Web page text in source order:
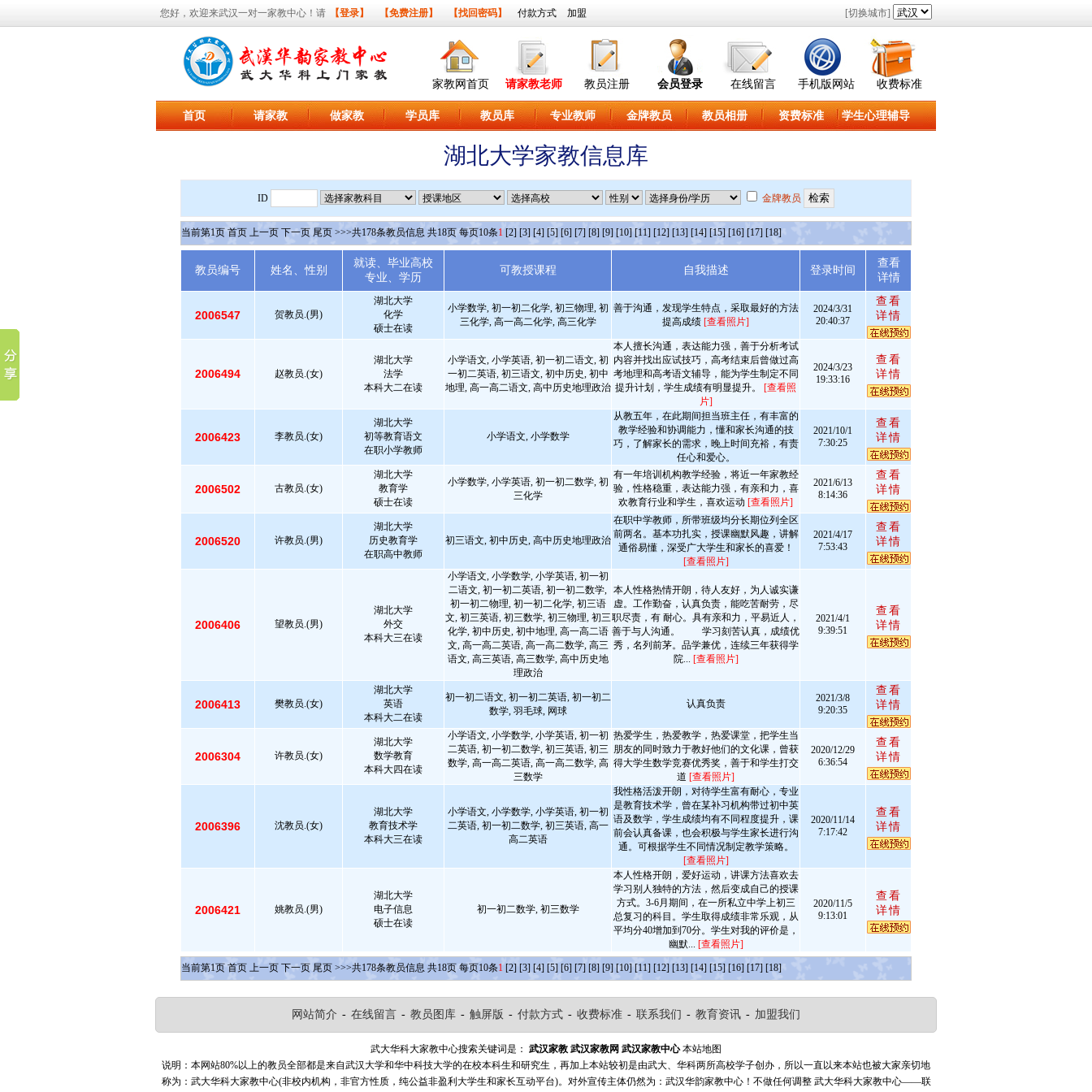
您好，欢迎来武汉一对一家教中心！请 【登录】 【免费注册】 【找回密码】 付款方式 加盟 [切换城市]
家教网首页 请家教老师 教员注册 会员登录 在线留言 手机版网站 收费标准
首页 请家教 做家教 学员库 教员库 专业教师 金牌教员 教员相册 资费标准 学生心理辅导
湖北大学家教信息库
ID 金牌教员
当前第1页 首页 上一页 下一页 尾页 >>>共178条教员信息 共18页 每页10条1 [2] [3] [4] [5] [6] [7] [8] [9] [10] [11] [12] [13] [14] [15] [16] [17] [18]
教员编号 姓名、性别
就读、毕业高校
专业、学历
可教授课程 自我描述 登录时间
查看
详情
2006547 贺教员.(男)
湖北大学
化学
硕士在读
小学数学, 初一初二化学, 初三物理, 初
三化学, 高一高二化学, 高三化学
善于沟通，发现学生特点，采取最好的方法
提高成绩 [查看照片]
2024/3/31
20:40:37
查看
详情
2006494 赵教员.(女)
湖北大学
法学
本科大二在读
小学语文, 小学英语, 初一初二语文, 初
一初二英语, 初三语文, 初中历史, 初中
地理, 高一高二语文, 高中历史地理政治
本人擅长沟通，表达能力强，善于分析考试
内容并找出应试技巧，高考结束后曾做过高
考地理和高考语文辅导，能为学生制定不同
提升计划，学生成绩有明显提升。 [查看照
片]
2024/3/23
19:33:16
查看
详情
2006423 李教员.(女)
湖北大学
初等教育语文
在职小学教师
小学语文, 小学数学
从教五年，在此期间担当班主任，有丰富的
教学经验和协调能力，懂和家长沟通的技
巧，了解家长的需求，晚上时间充裕，有责
任心和爱心。
2021/10/1
7:30:25
查看
详情
2006502 古教员.(女)
湖北大学
教育学
硕士在读
小学数学, 小学英语, 初一初二数学, 初
三化学
有一年培训机构教学经验，将近一年家教经
验，性格稳重，表达能力强，有亲和力，喜
欢教育行业和学生，喜欢运动 [查看照片]
2021/6/13
8:14:36
查看
详情
2006520 许教员.(男)
湖北大学
历史教育学
在职高中教师
初三语文, 初中历史, 高中历史地理政治
在职中学教师，所带班级均分长期位列全区
前两名。基本功扎实，授课幽默风趣，讲解
通俗易懂，深受广大学生和家长的喜爱！
[查看照片]
2021/4/17
7:53:43
查看
详情
2006406 望教员.(男)
湖北大学
外交
本科大三在读
小学语文, 小学数学, 小学英语, 初一初
二语文, 初一初二英语, 初一初二数学,
初一初二物理, 初一初二化学, 初三语
文, 初三英语, 初三数学, 初三物理, 初三
化学, 初中历史, 初中地理, 高一高二语
文, 高一高二英语, 高一高二数学, 高三
语文, 高三英语, 高三数学, 高中历史地
理政治
本人性格热情开朗，待人友好，为人诚实谦
虚。工作勤奋，认真负责，能吃苦耐劳，尽
职尽责，有 耐心。具有亲和力，平易近人，
善于与人沟通。 学习刻苦认真，成绩优
秀，名列前茅。品学兼优，连续三年获得学
院... [查看照片]
2021/4/1
9:39:51
查看
详情
2006413 樊教员.(女)
湖北大学
英语
本科大二在读
初一初二语文, 初一初二英语, 初一初二
数学, 羽毛球, 网球
认真负责
2021/3/8
9:20:35
查看
详情
2006304 许教员.(女)
湖北大学
数学教育
本科大四在读
小学语文, 小学数学, 小学英语, 初一初
二英语, 初一初二数学, 初三英语, 初三
数学, 高一高二英语, 高一高二数学, 高
三数学
热爱学生，热爱教学，热爱课堂，把学生当
朋友的同时致力于教好他们的文化课，曾获
得大学生数学竞赛优秀奖，善于和学生打交
道 [查看照片]
2020/12/29
6:36:54
查看
详情
2006396 沈教员.(女)
湖北大学
教育技术学
本科大三在读
小学语文, 小学数学, 小学英语, 初一初
二英语, 初一初二数学, 初三英语, 高一
高二英语
我性格活泼开朗，对待学生富有耐心，专业
是教育技术学，曾在某补习机构带过初中英
语及数学，学生成绩均有不同程度提升，课
前会认真备课，也会积极与学生家长进行沟
通。可根据学生不同情况制定教学策略。
[查看照片]
2020/11/14
7:17:42
查看
详情
2006421 姚教员.(男)
湖北大学
电子信息
硕士在读
初一初二数学, 初三数学
本人性格开朗，爱好运动，讲课方法喜欢去
学习别人独特的方法，然后变成自己的授课
方式。3-6月期间，在一所私立中学上初三
总复习的科目。学生取得成绩非常乐观，从
平均分40增加到70分。学生对我的评价是，
幽默... [查看照片]
2020/11/5
9:13:01
查看
详情
当前第1页 首页 上一页 下一页 尾页 >>>共178条教员信息 共18页 每页10条1 [2] [3] [4] [5] [6] [7] [8] [9] [10] [11] [12] [13] [14] [15] [16] [17] [18]
网站简介 - 在线留言 - 教员图库 - 触屏版 - 付款方式 - 收费标准 - 联系我们 - 教育资讯 - 加盟我们
武大华科大家教中心搜索关键词是： 武汉家教 武汉家教网 武汉家教中心 本站地图
说明：本网站80%以上的教员全部都是来自武汉大学和华中科技大学的在校本科生和研究生，再加上本站较初是由武大、华科两所高校学子创办，所以一直以来本站也被大家亲切地
称为：武大华科大家教中心(非校内机构，非官方性质，纯公益非盈利大学生和家长互动平台)。对外宣传主体仍然为：武汉华韵家教中心！不做任何调整 武大华科大家教中心——联